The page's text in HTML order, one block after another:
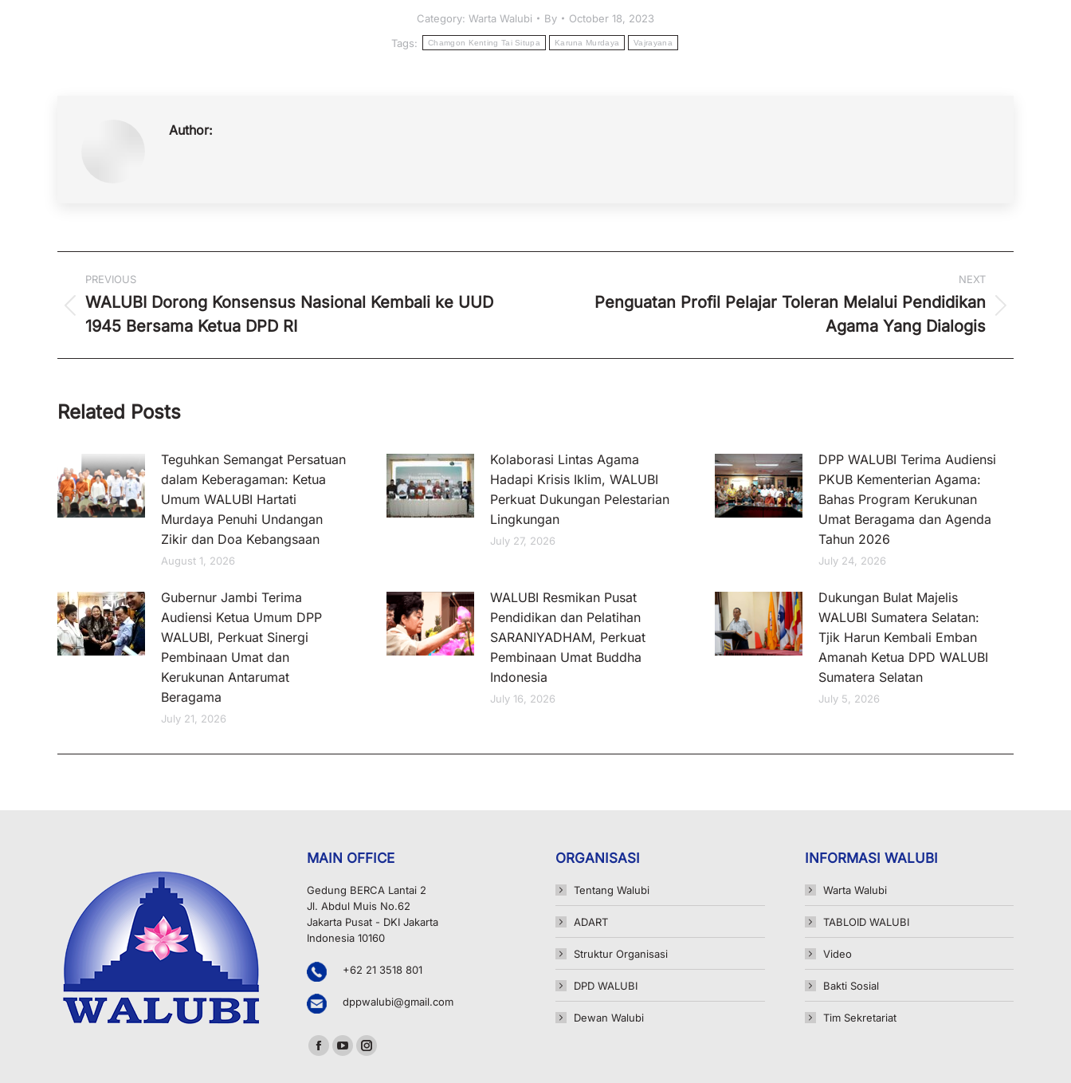
Category: Warta Walubi By
October 18, 2023
Tags:
Chamgon Kenting Tai Situpa Karuna Murdaya Vajrayana
Author:
Post
navigation
PREVIOUS
Previous
post:
WALUBI Dorong Konsensus Nasional Kembali ke UUD
1945 Bersama Ketua DPD RI
NEXT
Penguatan Profil Pelajar Toleran Melalui Pendidikan
Agama Yang Dialogis
Related Posts
Teguhkan Semangat Persatuan
dalam Keberagaman: Ketua
Umum WALUBI Hartati
Murdaya Penuhi Undangan
Zikir dan Doa Kebangsaan
August 1, 2026
Kolaborasi Lintas Agama
Hadapi Krisis Iklim, WALUBI
Perkuat Dukungan Pelestarian
Lingkungan
July 27, 2026
DPP WALUBI Terima Audiensi
PKUB Kementerian Agama:
Bahas Program Kerukunan
Umat Beragama dan Agenda
Tahun 2026
July 24, 2026
Gubernur Jambi Terima
Audiensi Ketua Umum DPP
WALUBI, Perkuat Sinergi
Pembinaan Umat dan
Kerukunan Antarumat
Beragama
July 21, 2026
WALUBI Resmikan Pusat
Pendidikan dan Pelatihan
SARANIYADHAM, Perkuat
Pembinaan Umat Buddha
Indonesia
July 16, 2026
Dukungan Bulat Majelis
WALUBI Sumatera Selatan:
Tjik Harun Kembali Emban
Amanah Ketua DPD WALUBI
Sumatera Selatan
July 5, 2026
MAIN OFFICE
Gedung BERCA Lantai 2
Jl. Abdul Muis No.62
Jakarta Pusat - DKI Jakarta
Indonesia 10160
+62 21 3518 801
dppwalubi@gmail.com
Find us on:
Facebook
YouTubeInstagram
ORGANISASI
Tentang Walubi
ADART
Struktur Organisasi
DPD WALUBI
Dewan Walubi
INFORMASI WALUBI
Warta Walubi
TABLOID WALUBI
Video
Bakti Sosial
Tim Sekretariat